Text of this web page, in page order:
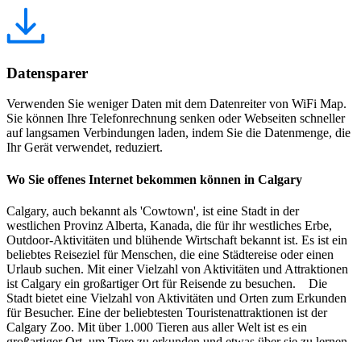
Datensparer
Verwenden Sie weniger Daten mit dem Datenreiter von WiFi Map.
Sie können Ihre Telefonrechnung senken oder Webseiten schneller
auf langsamen Verbindungen laden, indem Sie die Datenmenge, die
Ihr Gerät verwendet, reduziert.
Wo Sie offenes Internet bekommen können in Calgary
Calgary, auch bekannt als 'Cowtown', ist eine Stadt in der
westlichen Provinz Alberta, Kanada, die für ihr westliches Erbe,
Outdoor-Aktivitäten und blühende Wirtschaft bekannt ist. Es ist ein
beliebtes Reiseziel für Menschen, die eine Städtereise oder einen
Urlaub suchen. Mit einer Vielzahl von Aktivitäten und Attraktionen
ist Calgary ein großartiger Ort für Reisende zu besuchen. Die
Stadt bietet eine Vielzahl von Aktivitäten und Orten zum Erkunden
für Besucher. Eine der beliebtesten Touristenattraktionen ist der
Calgary Zoo. Mit über 1.000 Tieren aus aller Welt ist es ein